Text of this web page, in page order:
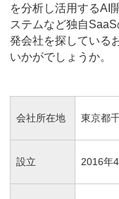
を分析し活用するAI
ステムなど独自
発会社を探している
いかがでしょうか。
会社所在地 東京都
設立 2016年